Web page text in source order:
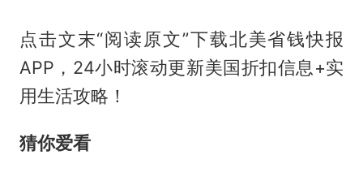
点击文末“阅读原文”下载北美省钱快报
APP，24小时滚动更新美国折扣信息+实
用生活攻略！
猜你爱看